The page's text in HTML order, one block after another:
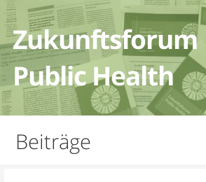
Zum
Inhalt
springen
Zukunftsforum
Public Health
Beiträge